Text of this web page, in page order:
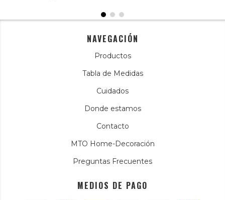
NAVEGACIÓN
Productos
Tabla de Medidas
Cuidados
Donde estamos
Contacto
MTO Home-Decoración
Preguntas Frecuentes
MEDIOS DE PAGO